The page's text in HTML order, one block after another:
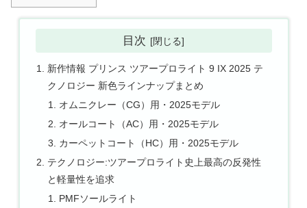
目次
新作情報 プリンス ツアープロライト 9 IX 2025 テ
クノロジー 新色ラインナップまとめ
オムニクレー（CG）用・2025モデル
オールコート（AC）用・2025モデル
カーペットコート（HC）用・2025モデル
テクノロジー:ツアープロライト史上最高の反発性
と軽量性を追求
PMFソールライト